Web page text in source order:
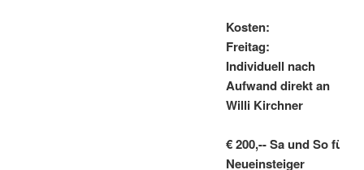
Kosten:
Freitag:
Individuell nach
Aufwand direkt an
Willi Kirchner
€ 200,-- Sa und So für
Neueinsteiger